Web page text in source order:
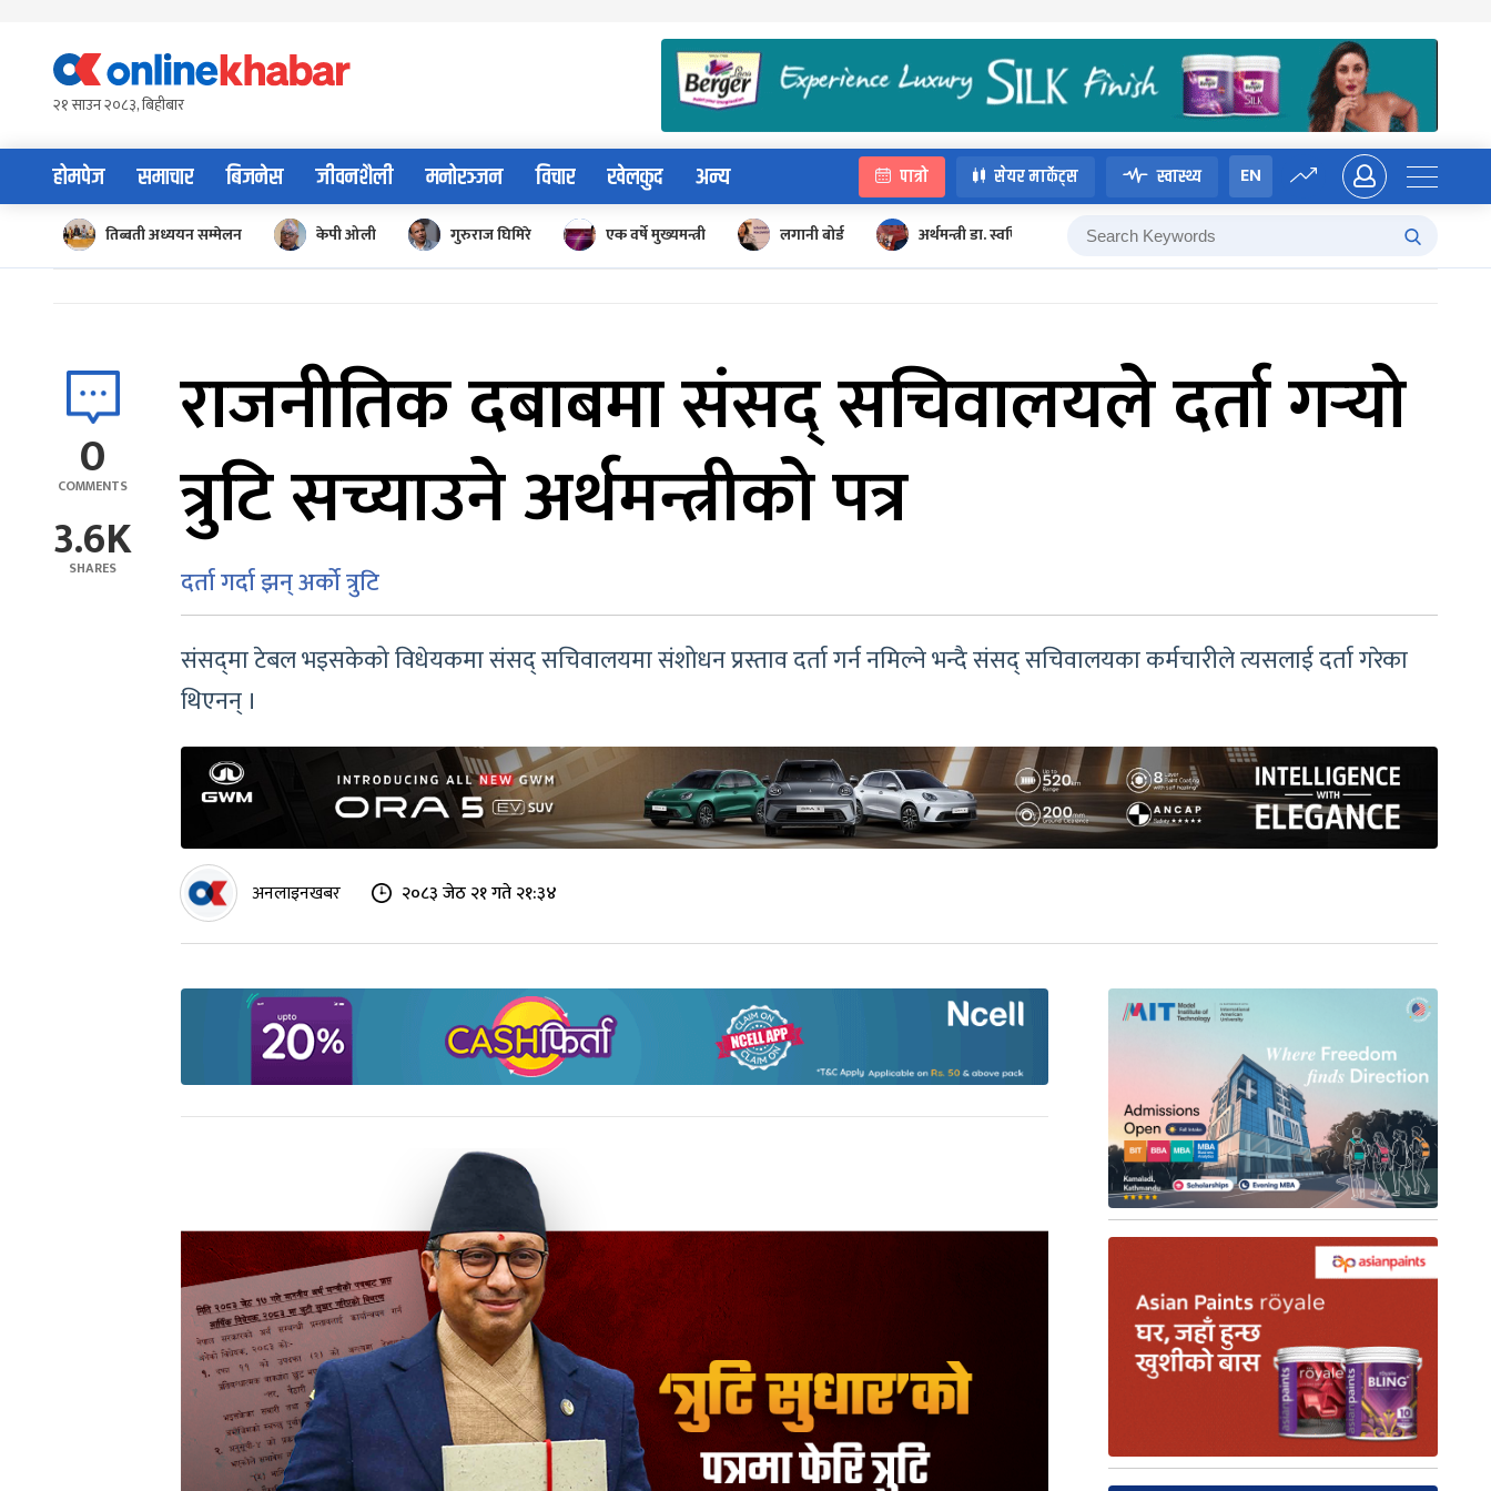
content२१ साउन २०८३, बिहीबार
होमपेज समाचार बिजनेस जीवनशैली मनोरञ्जन विचार खेलकुद अन्य पात्रो सेयर मार्केट्स स्वास्थ्य EN
तिब्बती अध्ययन सम्मेलन केपी ओली गुरुराज घिमिरे एक वर्षे मुख्यमन्त्री लगानी बोर्ड अर्थमन्त्री डा. स्वर्णिम वाग्ले
0
COMMENTS
3.6K
SHARES
राजनीतिक दबाबमा संसद् सचिवालयले दर्ता गर्‍यो
त्रुटि सच्याउने अर्थमन्त्रीको पत्र
दर्ता गर्दा झन् अर्को त्रुटि
संसद्‌मा टेबल भइसकेको विधेयकमा संसद् सचिवालयमा संशोधन प्रस्ताव दर्ता गर्न नमिल्ने भन्दै संसद् सचिवालयका कर्मचारीले त्यसलाई दर्ता गरेका
थिएनन् ।
अनलाइनखबर २०८३ जेठ २१ गते २१:३४